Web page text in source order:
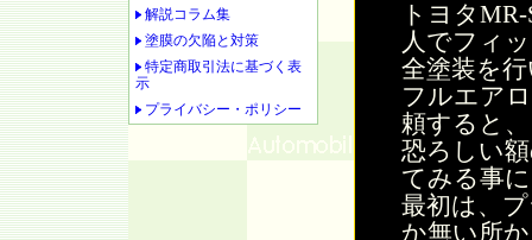
解説コラム集
塗膜の欠陥と対策
特定商取引法に基づく表
示
プライバシー・ポリシー
トヨタ
人でフィ
全塗装を
フルエア
頼すると、
恐ろしい
てみる事
最初は、
か無い所